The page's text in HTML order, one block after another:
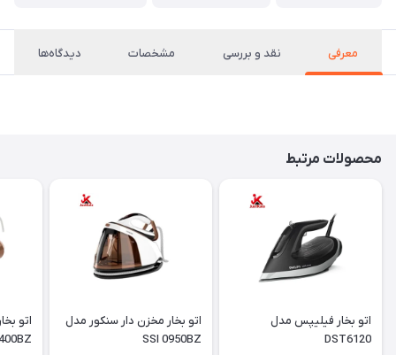
معرفی نقد و بررسی مشخصات دیدگاه‌ها
محصولات مرتبط
اتو بخار فیلیپس مدل
DST6120
اتو بخار مخزن دار سنکور مدل
SSI 0950BZ